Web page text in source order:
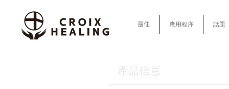
最佳 應用程序 話題
產品信息